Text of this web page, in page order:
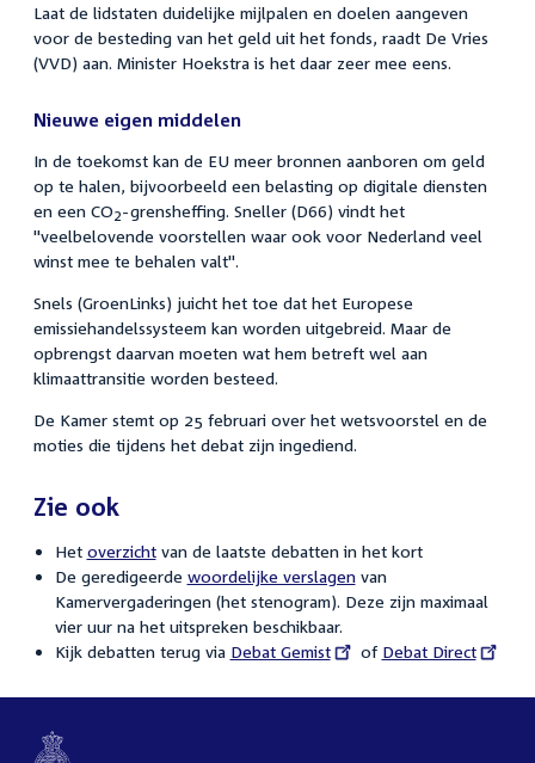
Laat de lidstaten duidelijke mijlpalen en doelen aangeven
voor de besteding van het geld uit het fonds, raadt De Vries
(VVD) aan. Minister Hoekstra is het daar zeer mee eens.
Nieuwe eigen middelen
In de toekomst kan de EU meer bronnen aanboren om geld
op te halen, bijvoorbeeld een belasting op digitale diensten
en een CO2-grensheffing. Sneller (D66) vindt het
"veelbelovende voorstellen waar ook voor Nederland veel
winst mee te behalen valt".
Snels (GroenLinks) juicht het toe dat het Europese
emissiehandelssysteem kan worden uitgebreid. Maar de
opbrengst daarvan moeten wat hem betreft wel aan
klimaattransitie worden besteed.
De Kamer stemt op 25 februari over het wetsvoorstel en de
moties die tijdens het debat zijn ingediend.
Zie ook
Het overzichtvan de laatste debatten in het kort
De geredigeerde woordelijke verslagenvan
Kamervergaderingen (het stenogram). Deze zijn maximaal
vier uur na het uitspreken beschikbaar.
Kijk debatten terug via External
Debat Gemist of External
Debat Direct